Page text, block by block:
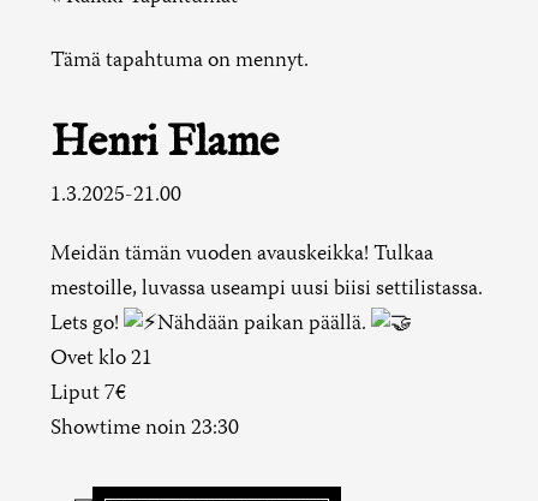
Tämä tapahtuma on mennyt.
Henri Flame
1.3.2025-21.00
Meidän tämän vuoden avauskeikka! Tulkaa
mestoille, luvassa useampi uusi biisi settilistassa.
Lets go!
Nähdään paikan päällä.
Ovet klo 21
Liput 7€
Showtime noin 23:30